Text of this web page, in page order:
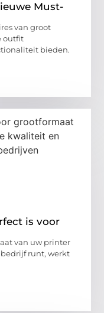
Must-
van groot
outfit
bieden.
is voor
van uw printer
runt, werkt